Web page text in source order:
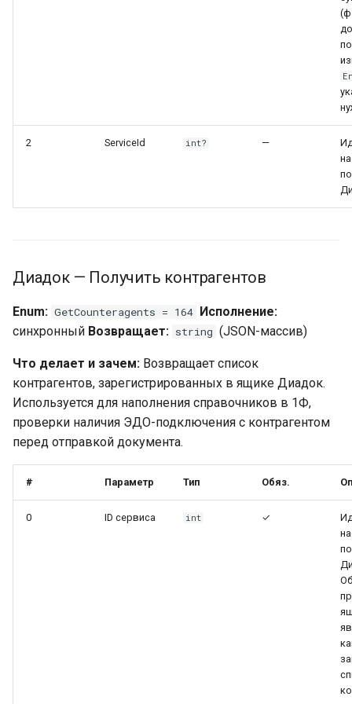
2 ServiceId int? —
Диадок — Получить контрагентов
Enum: GetCounteragents = 164
Исполнение:
синхронный Возвращает: string (JSON-массив)
Что делает и зачем: Возвращает список
контрагентов, зарегистрированных в ящике Диадок.
Используется для наполнения справочников в 1Ф,
проверки наличия ЭДО-подключения с контрагентом
перед отправкой документа.
# Параметр Тип Обяз.
0 ID сервиса int ✓